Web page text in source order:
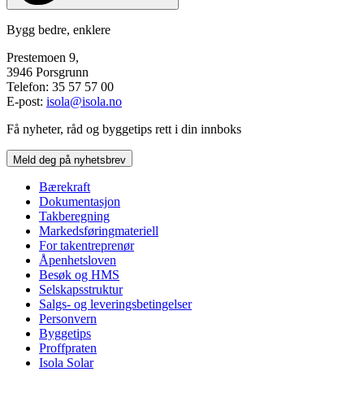
Bygg bedre, enklere
Prestemoen 9,
3946 Porsgrunn
Telefon: 35 57 57 00
E-post: isola@isola.no
Få nyheter, råd og byggetips rett i din innboks
Meld deg på nyhetsbrev
Bærekraft
Dokumentasjon
Takberegning
Markedsføringmateriell
For takentreprenør
Åpenhetsloven
Besøk og HMS
Selskapsstruktur
Salgs- og leveringsbetingelser
Personvern
Byggetips
Proffpraten
Isola Solar